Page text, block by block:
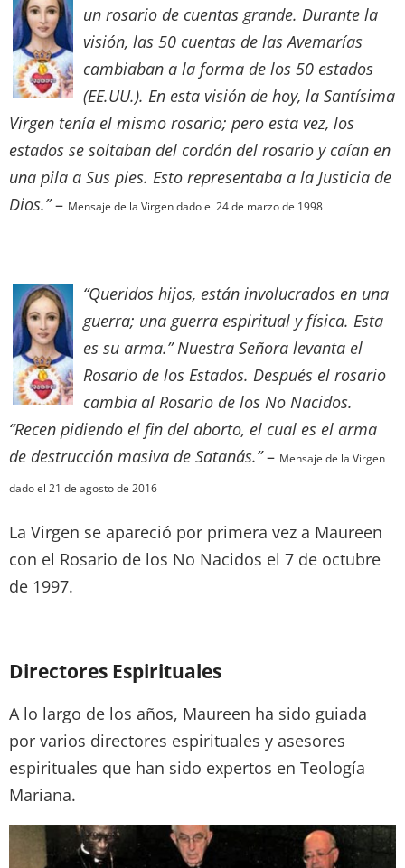
un rosario de cuentas grande. Durante la
visión, las 50 cuentas de las Avemarías
cambiaban a la forma de los 50 estados
(EE.UU.). En esta visión de hoy, la Santísima
Virgen tenía el mismo rosario; pero esta vez, los
estados se soltaban del cordón del rosario y caían en
una pila a Sus pies. Esto representaba a la Justicia de
Dios.”– Mensaje de la Virgen dado el 24 de marzo de 1998
“Queridos hijos, están involucrados en una
guerra; una guerra espiritual y física. Esta
es su arma.” Nuestra Señora levanta el
Rosario de los Estados. Después el rosario
cambia al Rosario de los No Nacidos.
“Recen pidiendo el fin del aborto, el cual es el arma
de destrucción masiva de Satanás.”– Mensaje de la Virgen
dado el 21 de agosto de 2016
La Virgen se apareció por primera vez a Maureen
con el Rosario de los No Nacidos el 7 de octubre
de 1997.
Directores Espirituales
A lo largo de los años, Maureen ha sido guiada
por varios directores espirituales y asesores
espirituales que han sido expertos en Teología
Mariana.